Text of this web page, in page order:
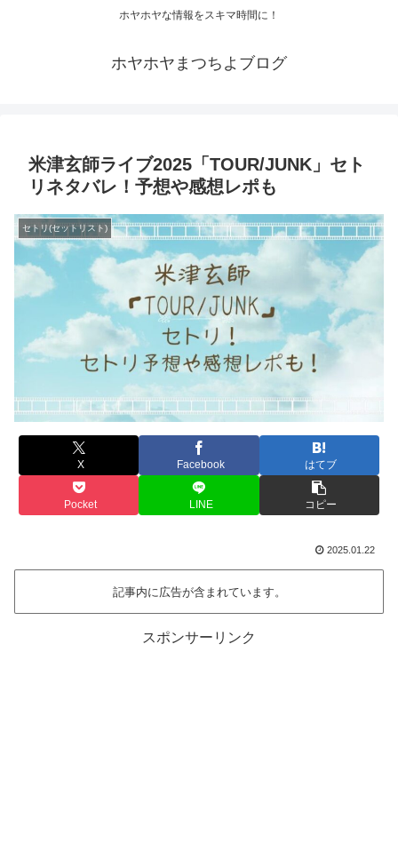
ホヤホヤな情報をスキマ時間に！
ホヤホヤまつちよブログ
米津玄師ライブ2025「TOUR/JUNK」セト
リネタバレ！予想や感想レポも
セトリ(セットリスト)
X Facebook はてブ
Pocket LINE コピー
2025.01.22
記事内に広告が含まれています。
スポンサーリンク